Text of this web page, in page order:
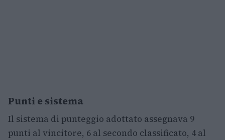
Punti e sistema
Il sistema di punteggio adottato assegnava 9
punti al vincitore, 6 al secondo classificato, 4 al